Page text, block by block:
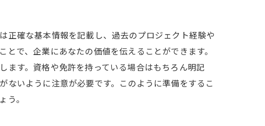
正確な基本情報を記載し、過去のプロジェクト経験や
で、企業にあなたの価値を伝えることができます。
ます。資格や免許を持っている場合はもちろん明記
ないように注意が必要です。このように準備をするこ
。